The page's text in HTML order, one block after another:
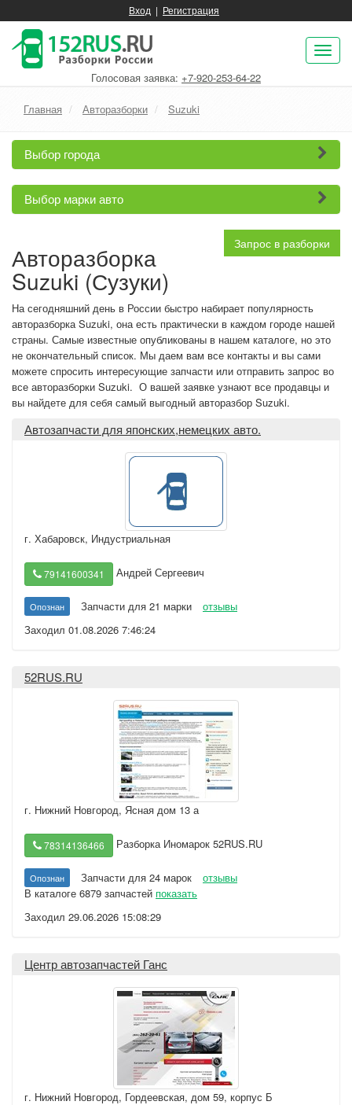
Вход | Регистрация
Голосовая заявка: +7-920-253-64-22
Главная Авторазборки Suzuki
Выбор города
Выбор марки авто
Запрос в разборки
Авторазборка
Suzuki (Сузуки)
На сегодняшний день в России быстро набирает популярность
авторазборка Suzuki, она есть практически в каждом городе нашей
страны. Самые известные опубликованы в нашем каталоге, но это
не окончательный список. Мы даем вам все контакты и вы сами
можете спросить интересующие запчасти или отправить запрос во
все авторазборки Suzuki. О вашей заявке узнают все продавцы и
вы найдете для себя самый выгодный авторазбор Suzuki.
Автозапчасти для японских,немецких авто.
г. Хабаровск, Индустриальная
79141600341 Андрей Сергеевич
Опознан Запчасти для 21 марки
отзывы
Заходил 01.08.2026 7:46:24
52RUS.RU
г. Нижний Новгород, Ясная дом 13 а
78314136466 Разборка Иномарок 52RUS.RU
Опознан Запчасти для 24 марок
отзывы
В каталоге 6879 запчастей показать
Заходил 29.06.2026 15:08:29
Центр автозапчастей Ганс
г. Нижний Новгород, Гордеевская, дом 59, корпус Б